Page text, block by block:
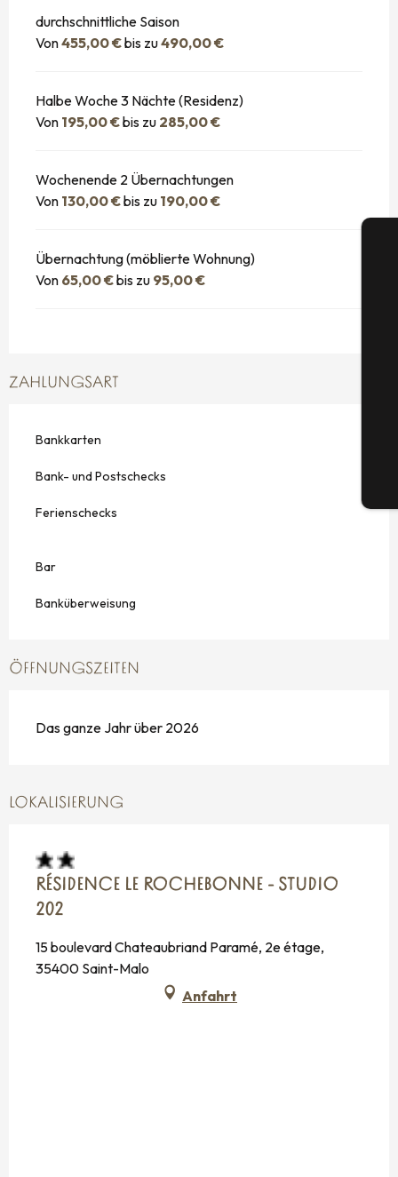
durchschnittliche Saison
Von455,00 €bis zu490,00 €
Halbe Woche 3 Nächte (Residenz)
Von 195,00 €bis zu 285,00 €
Wochenende 2 Übernachtungen
Von 130,00 €bis zu 190,00 €
Übernachtung (möblierte Wohnung)
Von 65,00 €bis zu 95,00 €
ZAHLUNGSART
Bankkarten
Bank- und Postschecks
Ferienschecks
Bar
Banküberweisung
ÖFFNUNGSZEITEN
Das ganze Jahr über 2026
LOKALISIERUNG
RÉSIDENCE LE ROCHEBONNE - STUDIO
202
15 boulevard Chateaubriand Paramé, 2e étage,
35400 Saint-Malo
Anfahrt